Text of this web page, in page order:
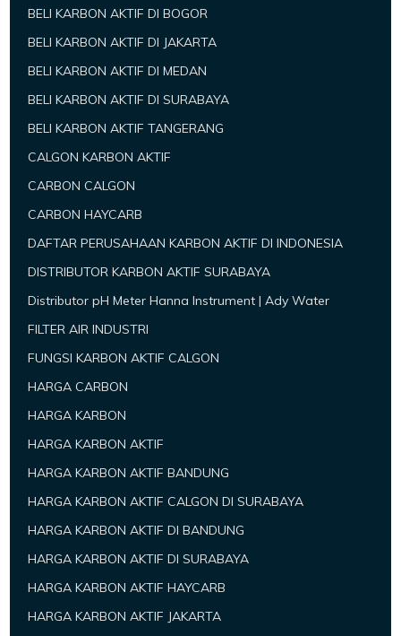
BELI KARBON AKTIF DI BOGOR
BELI KARBON AKTIF DI JAKARTA
BELI KARBON AKTIF DI MEDAN
BELI KARBON AKTIF DI SURABAYA
BELI KARBON AKTIF TANGERANG
CALGON KARBON AKTIF
CARBON CALGON
CARBON HAYCARB
DAFTAR PERUSAHAAN KARBON AKTIF DI INDONESIA
DISTRIBUTOR KARBON AKTIF SURABAYA
Distributor pH Meter Hanna Instrument | Ady Water
FILTER AIR INDUSTRI
FUNGSI KARBON AKTIF CALGON
HARGA CARBON
HARGA KARBON
HARGA KARBON AKTIF
HARGA KARBON AKTIF BANDUNG
HARGA KARBON AKTIF CALGON DI SURABAYA
HARGA KARBON AKTIF DI BANDUNG
HARGA KARBON AKTIF DI SURABAYA
HARGA KARBON AKTIF HAYCARB
HARGA KARBON AKTIF JAKARTA